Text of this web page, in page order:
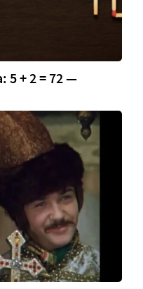
5 + 2 = 72 —